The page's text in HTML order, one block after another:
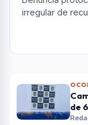
irregular de
de